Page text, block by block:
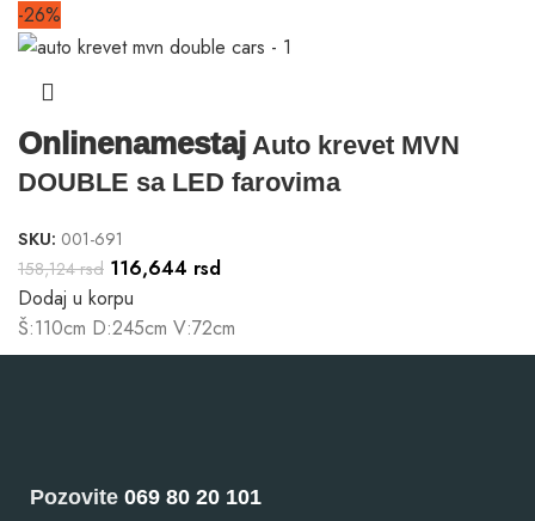
-26%
Onlinenamestaj Auto krevet MVN
DOUBLE sa LED farovima
SKU: 001-691
158,124rsd 116,644 rsd
Dodaj u korpu
Š:110cm D:245cm V:72cm
Pozovite 069 80 20 101